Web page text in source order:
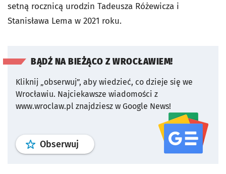
setną rocznicą urodzin Tadeusza Różewicza i
Stanisława Lema w 2021 roku.
BĄDŹ NA BIEŻĄCO Z WROCŁAWIEM!
Kliknij „obserwuj”, aby wiedzieć, co dzieje się we
Wrocławiu. Najciekawsze wiadomości z
www.wroclaw.pl znajdziesz w Google News!
Obserwuj profil serwisu